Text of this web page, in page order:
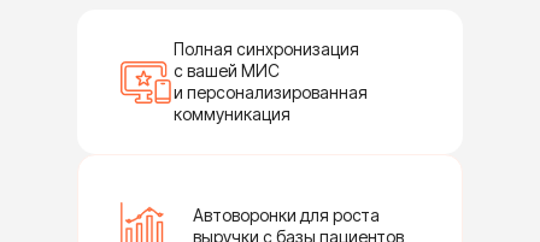
Полная синхронизация
с вашей МИС
и персонализированная
коммуникация
Автоворонки для роста
выручки с базы пациентов